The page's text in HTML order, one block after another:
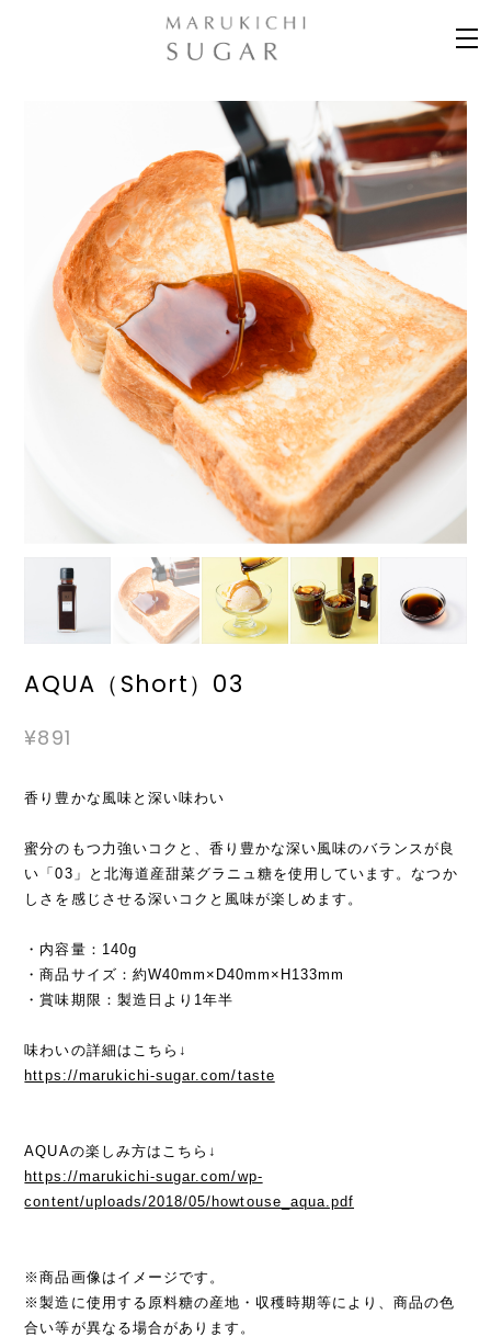
AQUA（Short）03
¥891
香り豊かな風味と深い味わい
蜜分のもつ力強いコクと、香り豊かな深い風味のバランスが良
い「03」と北海道産甜菜グラニュ糖を使用しています。なつか
しさを感じさせる深いコクと風味が楽しめます。
・内容量：140g
・商品サイズ：約W40mm×D40mm×H133mm
・賞味期限：製造日より1年半
味わいの詳細はこちら↓
https://marukichi-sugar.com/taste
AQUAの楽しみ方はこちら↓
https://marukichi-sugar.com/wp-
content/uploads/2018/05/howtouse_aqua.pdf
※商品画像はイメージです。
※製造に使用する原料糖の産地・収穫時期等により、商品の色
合い等が異なる場合があります。